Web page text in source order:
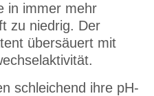
in immer mehr
zu niedrig. Der
übersäuert mit
schleichend ihre pH-